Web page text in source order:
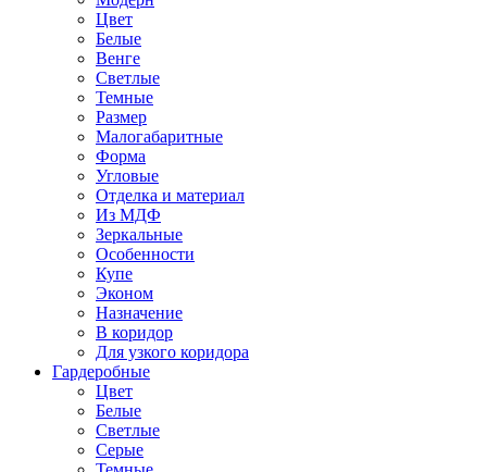
Цвет
Белые
Венге
Светлые
Темные
Размер
Малогабаритные
Форма
Угловые
Отделка и материал
Из МДФ
Зеркальные
Особенности
Купе
Эконом
Назначение
В коридор
Для узкого коридора
Гардеробные
Цвет
Белые
Светлые
Серые